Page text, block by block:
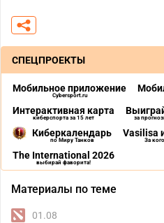
СПЕЦПРОЕКТЫ
Мобильное приложение
Cybersport.ru
Интерактивная карта
киберспорта за 15 лет за
Киберкалендарь
по Миру Танков
Vasilisa
За
The International 2026
выбирай фаворита!
Материалы по теме
01.08